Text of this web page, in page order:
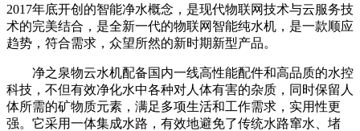
2017年底开创的智能净水概念，是现代物联网技术与云服务技
术的完美结合，是全新一代的物联网智能纯水机，是一款顺应
趋势，符合需求，众望所然的新时期新型产品。
净之泉物云水机配备国内一线高性能配件和高品质的水控
科技，不但有效净化水中各种对人体有害的杂质，同时保留人
体所需的矿物质元素，满足多项生活和工作需求，实用性更
强。它采用一体集成水路，有效地避免了传统水路窜水、堵